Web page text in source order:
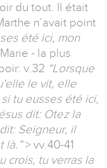
du tout. Il était
n’avait point
été ici, mon
- la plus
v.32 “Lorsque
le vit, elle
tu eusses été ici,
dit: Otez la
Seigneur, il
là.”> vv.40-41
crois, tu verras la